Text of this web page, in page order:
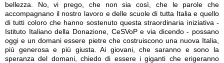
bellezza. No, vi prego, che non sia così, che le parole che
accompagnano il nostro lavoro e delle scuole di tutta Italia e quello
di tutti coloro che hanno sostenuto questa straordinaria iniziativa -
Istituto Italiano della Donazione, CeSVoP e via dicendo - possano
oggi e un domani essere pietre che costruiscono una nuova Italia,
più generosa e più giusta. Ai giovani, che saranno e sono la
speranza del domani, chiedo di essere i giganti che erigeranno